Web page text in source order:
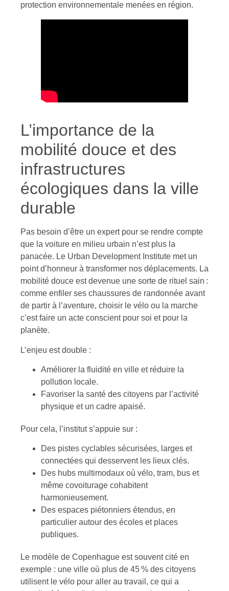
protection environnementale menées en région.
L’importance de la
mobilité douce et des
infrastructures
écologiques dans la ville
durable
Pas besoin d’être un expert pour se rendre compte
que la voiture en milieu urbain n’est plus la
panacée. Le Urban Development Institute met un
point d’honneur à transformer nos déplacements. La
mobilité douce est devenue une sorte de rituel sain :
comme enfiler ses chaussures de randonnée avant
de partir à l’aventure, choisir le vélo ou la marche
c’est faire un acte conscient pour soi et pour la
planète.
L’enjeu est double :
Améliorer la fluidité en ville et réduire la
pollution locale.
Favoriser la santé des citoyens par l’activité
physique et un cadre apaisé.
Pour cela, l’institut s’appuie sur :
Des pistes cyclables sécurisées, larges et
connectées qui desservent les lieux clés.
Des hubs multimodaux où vélo, tram, bus et
même covoiturage cohabitent
harmonieusement.
Des espaces piétonniers étendus, en
particulier autour des écoles et places
publiques.
Le modèle de Copenhague est souvent cité en
exemple : une ville où plus de 45 % des citoyens
utilisent le vélo pour aller au travail, ce qui a